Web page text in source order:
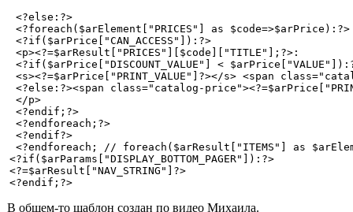
<?else:?>
<?foreach($arElement["PRICES"] as $code=>$arPrice):?>
<?if($arPrice["CAN_ACCESS"]):?>
<p><?=$arResult["PRICES"][$code]["TITLE"];?>:
<?if($arPrice["DISCOUNT_VALUE"] <
<s><?=$arPrice["PRINT_VALUE"]?></s> <span
<?else:?><span class="catalog-
</p>
<?endif;?>
<?endforeach;?>
<?endif?>
<?endforeach; // foreach($arResult["ITEMS"] as
<?if($arParams["DISPLAY_BOTTOM_PAGER"]):?>
<?=$arResult["NAV_STRING"]?>
В общем-то шаблон создан по видео Михаила.